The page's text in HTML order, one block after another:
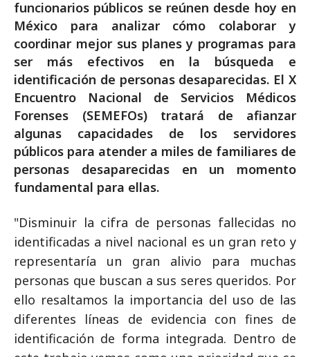
funcionarios públicos se reúnen desde hoy en
México para analizar cómo colaborar y
coordinar mejor sus planes y programas para
ser más efectivos en la búsqueda e
identificación de personas desaparecidas. El X
Encuentro Nacional de Servicios Médicos
Forenses (SEMEFOs) tratará de afianzar
algunas capacidades de los servidores
públicos para atender a miles de familiares de
personas desaparecidas en un momento
fundamental para ellas.
"Disminuir la cifra de personas fallecidas no
identificadas a nivel nacional es un gran reto y
representaría un gran alivio para muchas
personas que buscan a sus seres queridos. Por
ello resaltamos la importancia del uso de las
diferentes líneas de evidencia con fines de
identificación de forma integrada. Dentro de